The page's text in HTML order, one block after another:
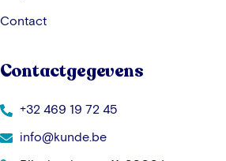
Contact
Contactgegevens
+32 469 19 72 45
info@kunde.be